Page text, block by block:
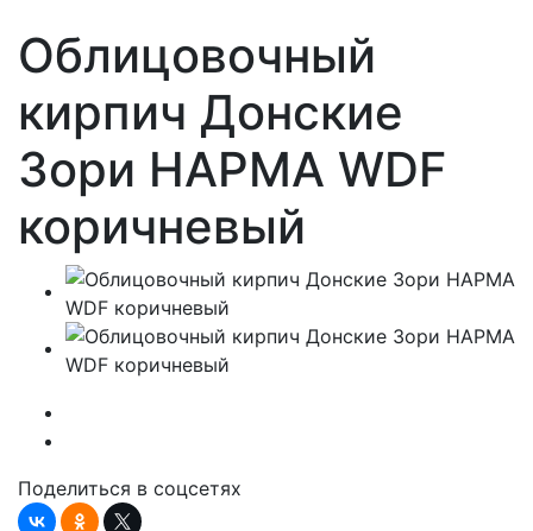
Облицовочный
кирпич Донские
Зори НАРМА WDF
коричневый
Поделиться в соцсетях